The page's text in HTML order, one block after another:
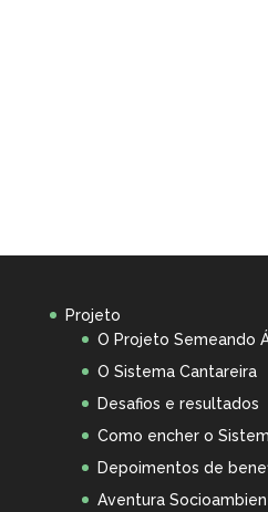
Projeto
O Projeto Semeando
O Sistema Cantareira
Desafios e resultados
Como encher o
Depoimentos de
Aventura